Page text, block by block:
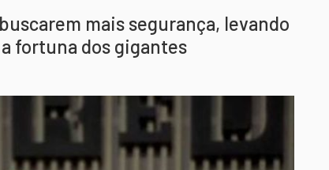
mais segurança, levando
fortuna dos gigantes